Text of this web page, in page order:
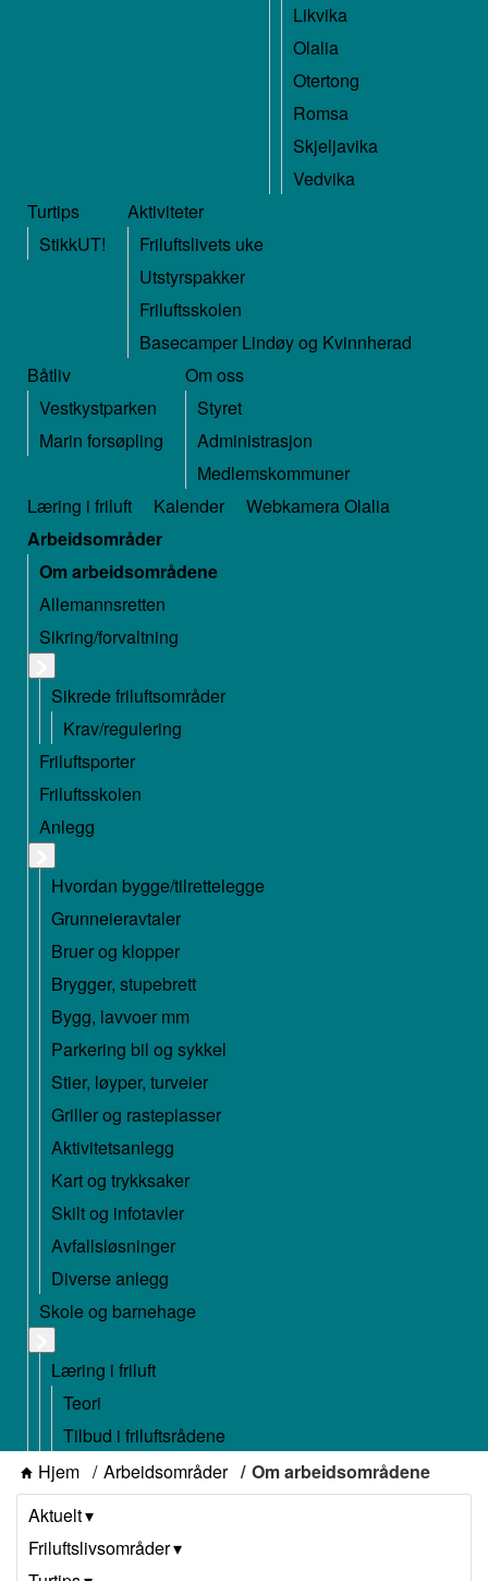
Likvika
Olalia
Otertong
Romsa
Skjeljavika
Vedvika
Turtips
StikkUT!
Aktiviteter
Friluftslivets uke
Utstyrspakker
Friluftsskolen
Basecamper Lindøy og Kvinnherad
Båtliv
Vestkystparken
Marin forsøpling
Om oss
Styret
Administrasjon
Medlemskommuner
Læring i friluft
Kalender
Webkamera Olalia
Arbeidsområder
Om arbeidsområdene
Allemannsretten
Sikring/forvaltning
Sikrede friluftsområder
Krav/regulering
Friluftsporter
Friluftsskolen
Anlegg
Hvordan bygge/tilrettelegge
Grunneieravtaler
Bruer og klopper
Brygger, stupebrett
Bygg, lavvoer mm
Parkering bil og sykkel
Stier, løyper, turveier
Griller og rasteplasser
Aktivitetsanlegg
Kart og trykksaker
Skilt og infotavler
Avfallsløsninger
Diverse anlegg
Skole og barnehage
Læring i friluft
Teori
Tilbud i friluftsrådene
Hjem
Arbeidsområder
Om arbeidsområdene
Aktuelt
Friluftslivsområder